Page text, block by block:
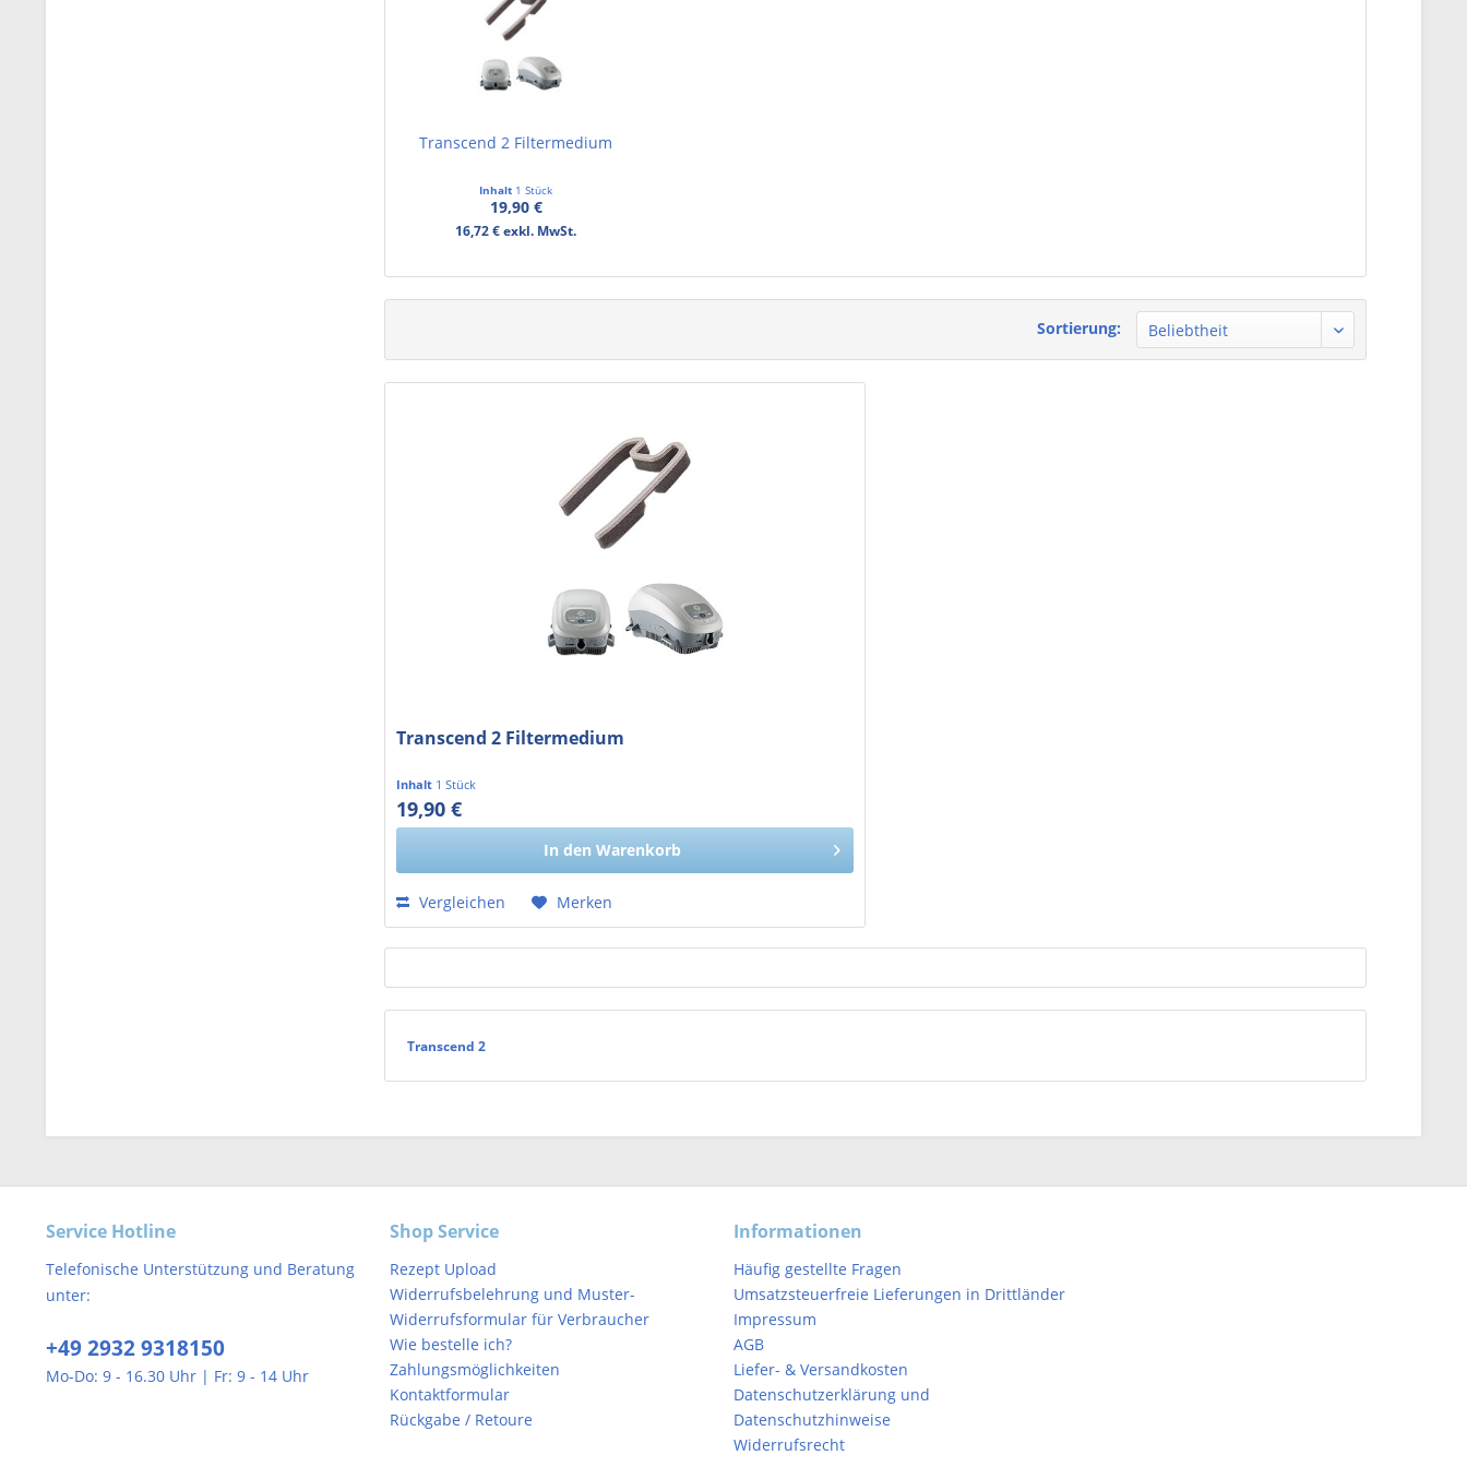
Transcend 2 Filtermedium
Inhalt 1 Stück
19,90 €
16,72 € exkl. MwSt.
Sortierung:
Transcend 2 Filtermedium
Inhalt 1 Stück
19,90 €
16,72 € exkl. MwSt.
In den Warenkorb
Vergleichen Merken
Transcend 2
Service Hotline
Telefonische Unterstützung und Beratung
unter:
+49 2932 9318150
Mo-Do: 9 - 16.30 Uhr | Fr: 9 - 14 Uhr
Shop Service
Rezept Upload
Widerrufsbelehrung und Muster-
Widerrufsformular für Verbraucher
Wie bestelle ich?
Zahlungsmöglichkeiten
Kontaktformular
Rückgabe / Retoure
Informationen
Häufig gestellte Fragen
Umsatzsteuerfreie Lieferungen in Drittländer
Impressum
AGB
Liefer- & Versandkosten
Datenschutzerklärung und
Datenschutzhinweise
Widerrufsrecht